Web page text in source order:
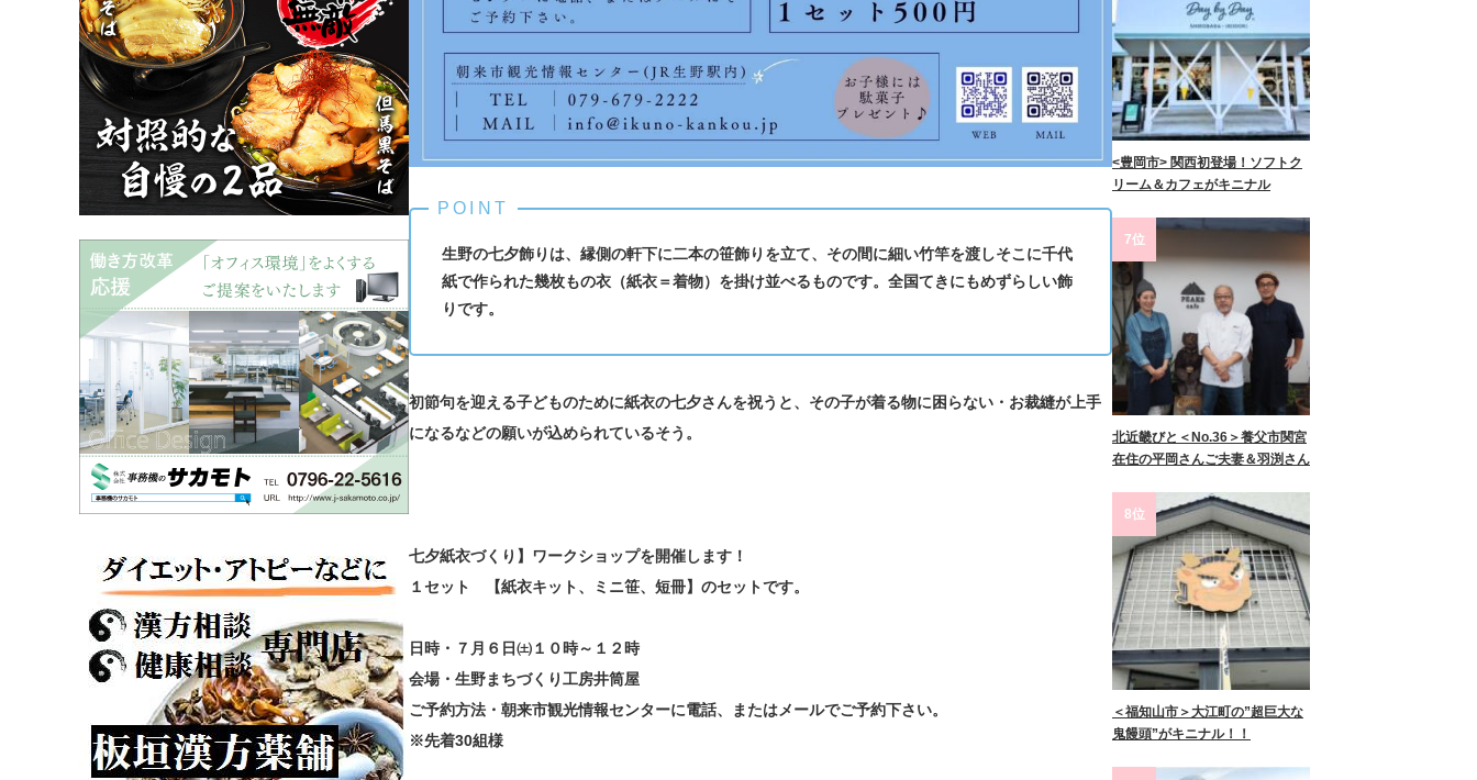
生野の七夕飾りは、縁側の軒下に二本の笹飾りを立て、その間に細い竹竿を渡しそこに千代
紙で作られた幾枚もの衣（紙衣＝着物）を掛け並べるものです。全国てきにもめずらしい飾
りです。
初節句を迎える子どものために紙衣の七夕さんを祝うと、その子が着る物に困らない・お裁縫が上手
になるなどの願いが込められているそう。
七夕紙衣づくり】ワークショップを開催します！
１セット 【紙衣キット、ミニ笹、短冊】のセットです。
日時・７月６日㈯１０時～１２時
会場・生野まちづくり工房井筒屋
ご予約方法・朝来市観光情報センターに電話、またはメールでご予約下さい。
※先着30組様
<豊岡市> 関西初登場！ソフトク
リーム＆カフェがキニナル
7位
北近畿びと＜No.36＞養父市関宮
在住の平岡さんご夫妻＆羽渕さん
8位
＜福知山市＞大江町の”超巨大な
鬼饅頭”がキニナル！！